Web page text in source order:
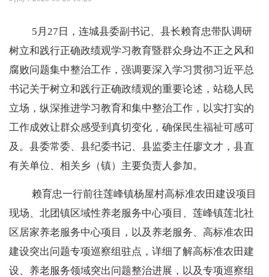
5月27日，连城县委副书记、县长赖育忠带队调研
树立和践行正确政绩观学习教育暨群众身边不正之风和
腐败问题集中整治工作，强调要深入学习贯彻习近平总
书记关于树立和践行正确政绩观的重要论述，站稳人民
立场，纵深推进学习教育和集中整治工作，以实打实的
工作成效让群众感受到真切变化，确保民生福祉可感可
及。县委常委、县纪委书记、县监委主任廖文才，县直
有关单位、相关乡（镇）主要负责人参加。
赖育忠一行前往莲峰镇杨屋村高标准农田建设项目
现场、北团镇区域性养老服务中心项目、莲峰镇莲北社
区居家养老服务中心项目，以及养老服务、高标准农田
建设突出问题专项巡察组驻点，详细了解高标准农田建
设、养老服务领域突出问题整治进展，以及专项巡察组